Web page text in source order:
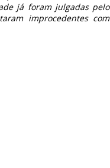
já foram julgadas pelo
improcedentes com